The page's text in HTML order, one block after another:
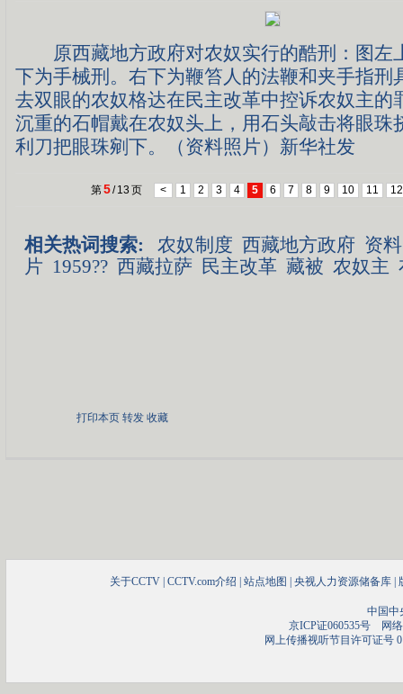
原西藏地方政府对农奴实行的酷刑：图左
下为手械刑。右下为鞭笞人的法鞭和夹手指刑
去双眼的农奴格达在民主改革中控诉农奴主的
沉重的石帽戴在农奴头上，用石头敲击将眼珠
利刀把眼珠剜下。（资料照片）新华社发
第5/ 13 页 < 1 2 3 4 5 6 7 8 9 10 11 12
相关热词搜索: 农奴制度 西藏地方政府 资
片 1959?? 西藏拉萨 民主改革 藏被 农奴主
打印本页 转发 收藏
关于CCTV | CCTV.com介绍 | 站点地图 | 央视人力资源储备库 |
中国中
京ICP证060535号网络
网上传播视听节目许可证号